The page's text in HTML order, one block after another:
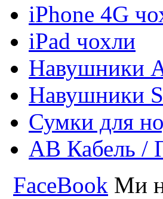
iPhone 4G
iPad чохли
Навушники
Навушники
Сумки для
АВ Кабель /
FaceBook Ми